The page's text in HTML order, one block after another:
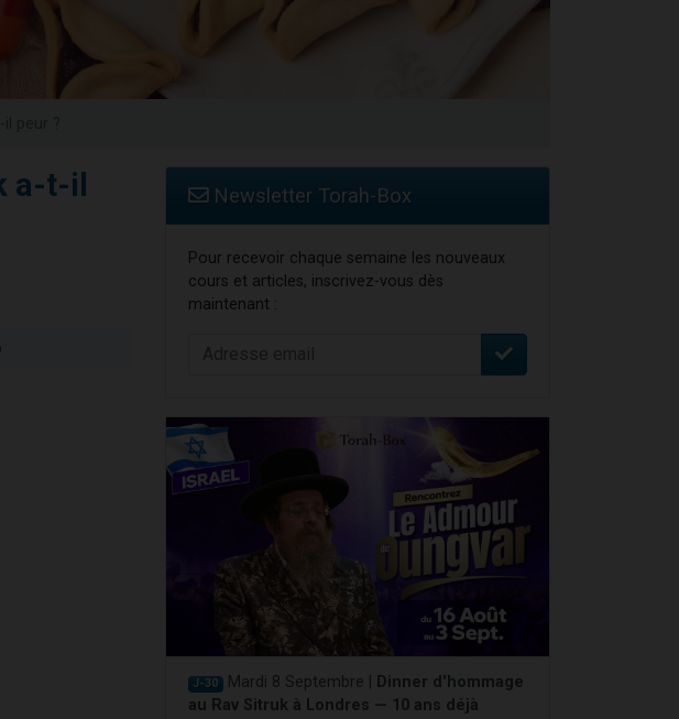
d'Israel
a-t-il
Newsletter Torah-Box
Pour recevoir chaque semaine les nouveaux
cours et articles, inscrivez-vous dès
maintenant :
J-30 Mardi 8 Septembre |
Dinner d'hommage
au Rav Sitruk à Londres — 10 ans déjà